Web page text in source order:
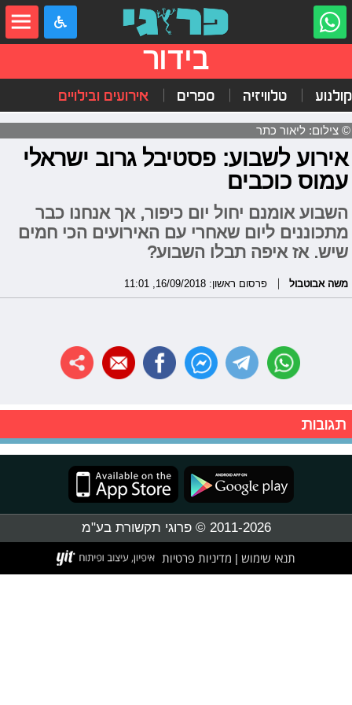
בידור
קולנוע טלוויזיה ספרים אירועים ובילויים
© צילום: ליאור כתר
אירוע לשבוע: פסטיבל גרוב ישראלי
עמוס כוכבים
השבוע אומנם יחול יום כיפור, אך אנחנו כבר
מתכוננים ליום שאחרי עם האירועים הכי חמים
שיש. אז איפה תבלו השבוע?
משה אבוטבול פרסום ראשון: 16/09/2018, 11:01
תגובות
2011-2026 © פרוגי תקשורת בע"מ
תנאי שימוש | מדיניות פרטיות